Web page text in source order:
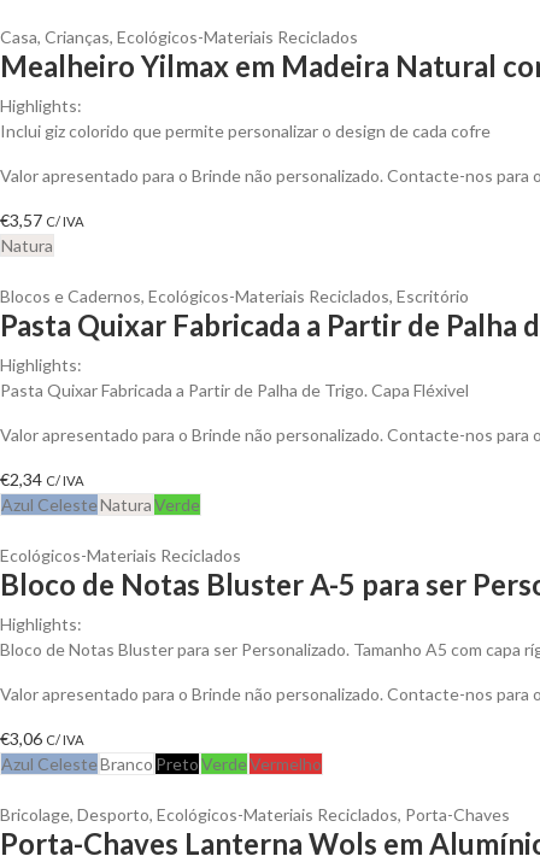
Casa, Crianças, Ecológicos-Materiais Reciclados
Mealheiro Yilmax em Madeira Natural
Highlights:
Inclui giz colorido que permite personalizar o design de cada cofre
Valor apresentado para o Brinde não personalizado. Contacte-nos
€3,57 C/ IVA
Natura
Blocos e Cadernos, Ecológicos-Materiais Reciclados, Escritório
Pasta Quixar Fabricada a Partir de Palha
Highlights:
Pasta Quixar Fabricada a Partir de Palha de Trigo. Capa Fléxivel
Valor apresentado para o Brinde não personalizado. Contacte-nos
€2,34 C/ IVA
Azul CelesteNaturaVerde
Ecológicos-Materiais Reciclados
Bloco de Notas Bluster A-5 para ser
Highlights:
Bloco de Notas Bluster para ser Personalizado. Tamanho A5 com capa
Valor apresentado para o Brinde não personalizado. Contacte-nos
€3,06 C/ IVA
Azul CelesteBranco PretoVerdeVermelho
Bricolage, Desporto, Ecológicos-Materiais Reciclados, Porta-Chaves
Porta-Chaves Lanterna Wols em